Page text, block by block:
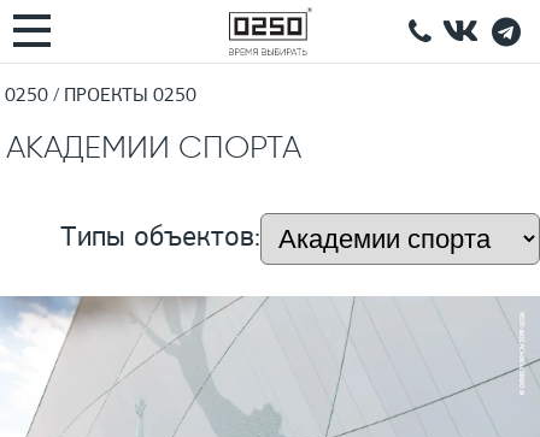
0250 ПРОЕКТЫ 0250
АКАДЕМИИ СПОРТА
Типы объектов: